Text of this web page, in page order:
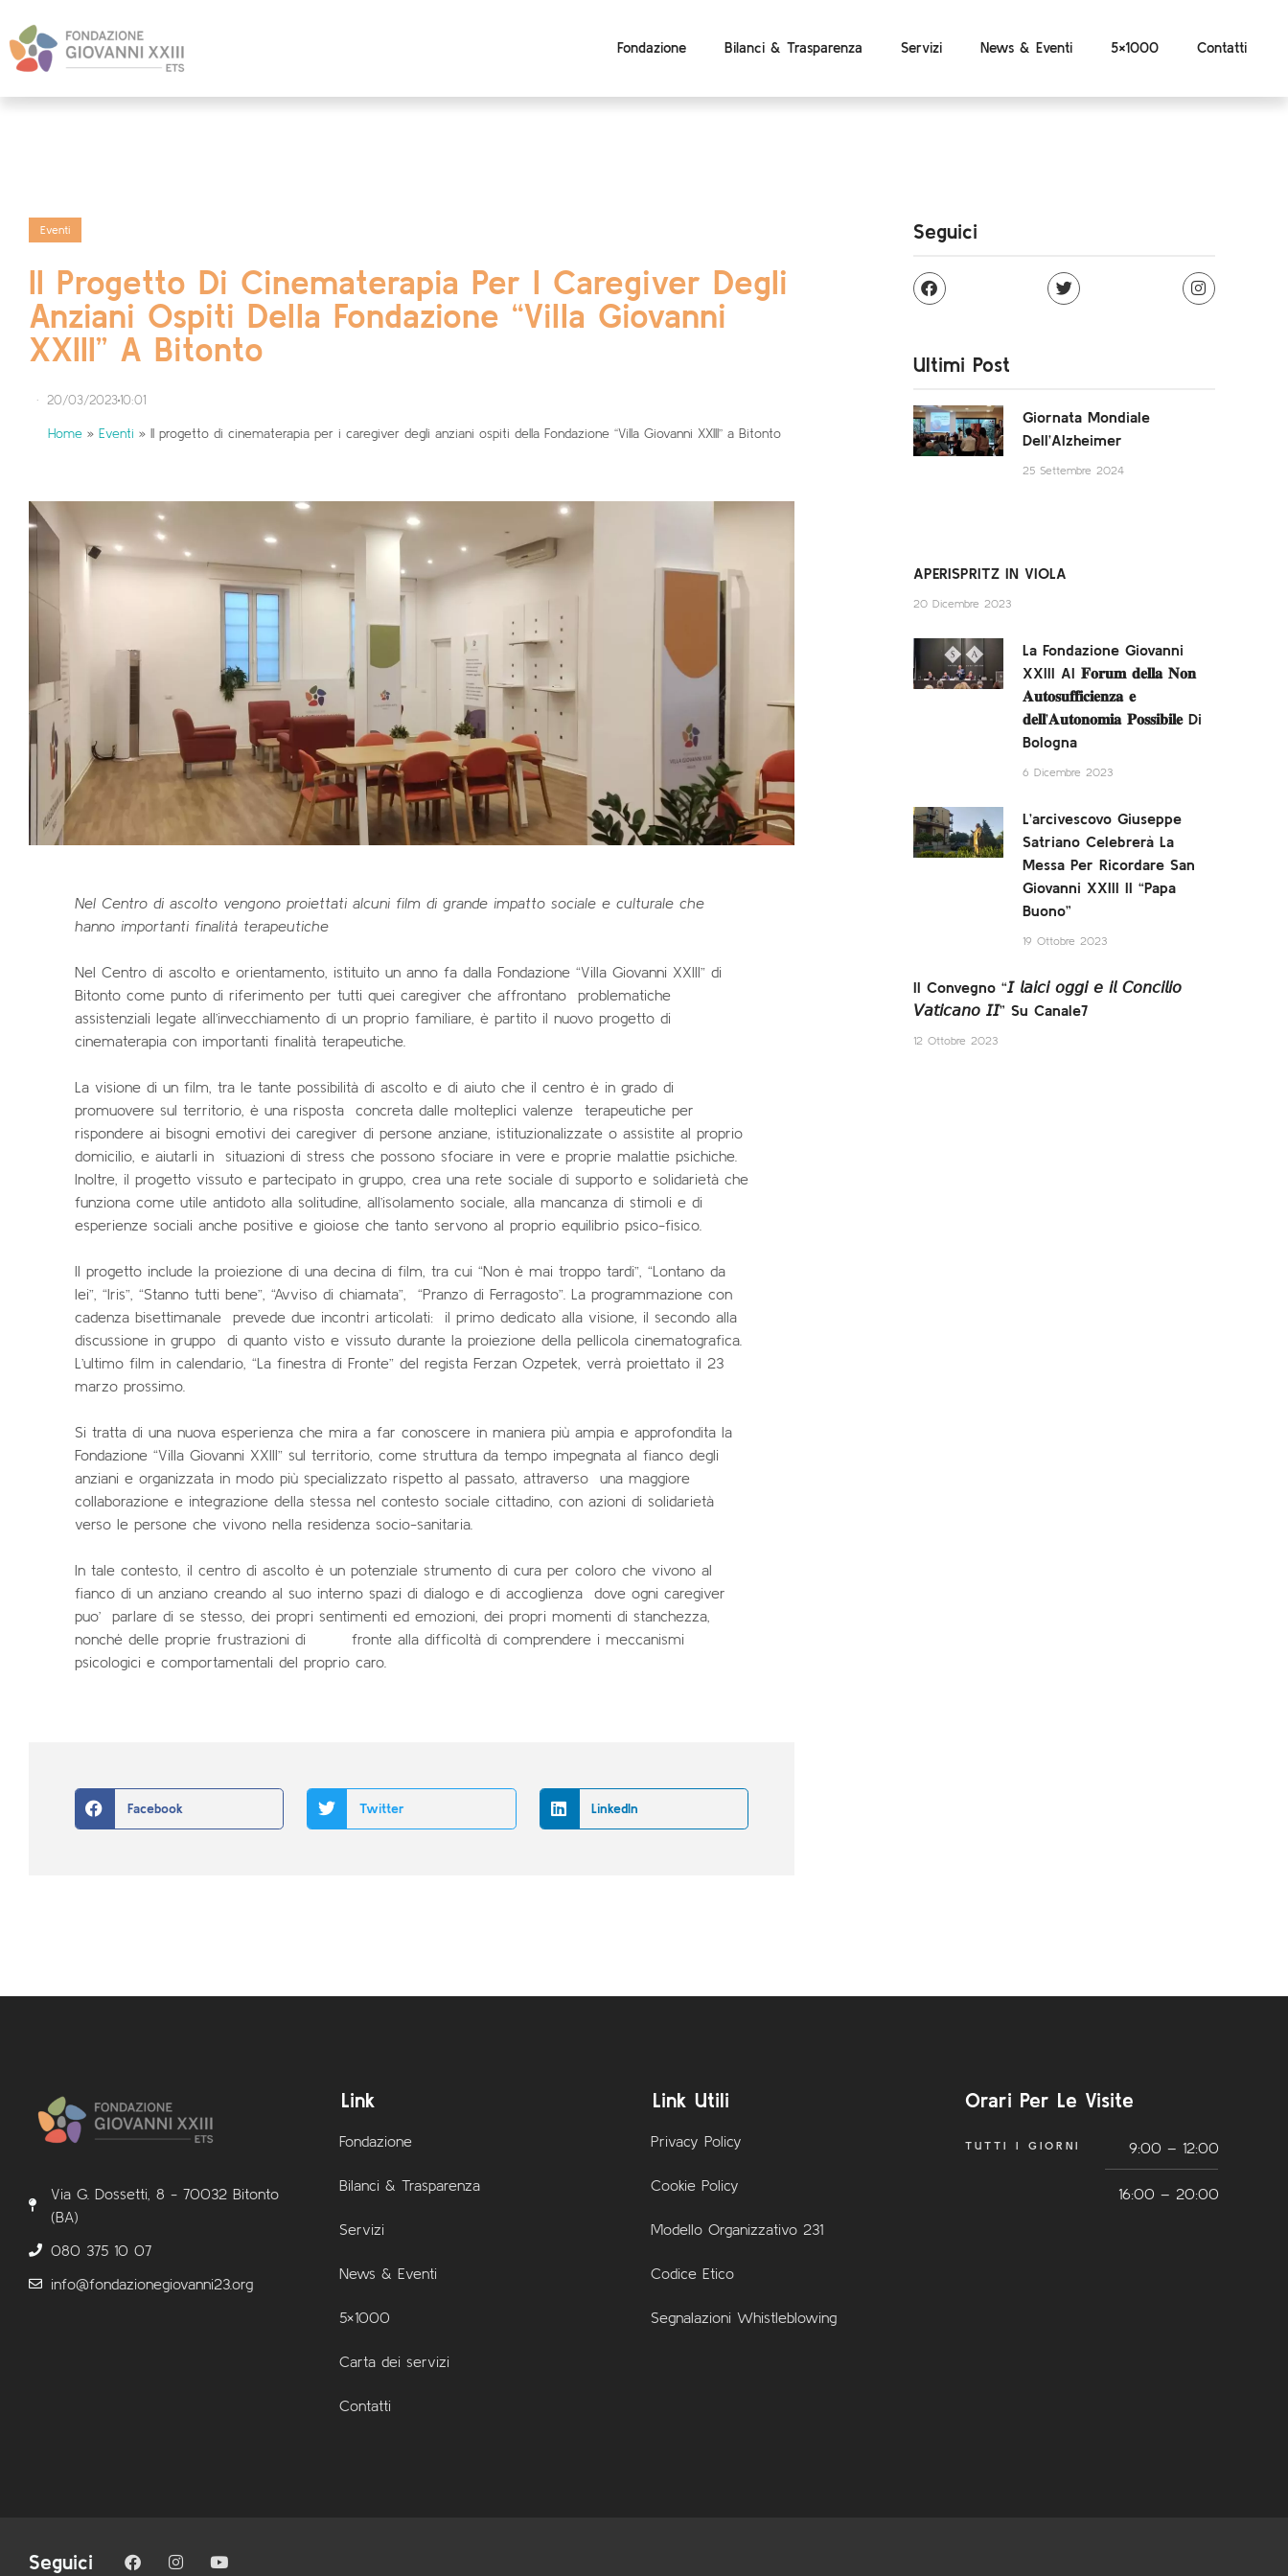
Fondazione Bilanci & Trasparenza Servizi News & Eventi 5×1000 Contatti
Eventi
Il Progetto Di Cinematerapia Per I Caregiver Degli
Anziani Ospiti Della Fondazione “Villa Giovanni
XXIII” A Bitonto
· 20/03/202310:01
Home » Eventi » Il progetto di cinematerapia per i caregiver degli anziani ospiti della Fondazione “Villa Giovanni XXIII” a Bitonto
Nel Centro di ascolto vengono proiettati alcuni film di grande impatto sociale e culturale che
hanno importanti finalità terapeutiche
Nel Centro di ascolto e orientamento, istituito un anno fa dalla Fondazione “Villa Giovanni XXIII” di
Bitonto come punto di riferimento per tutti quei caregiver che affrontano problematiche
assistenziali legate all’invecchiamento di un proprio familiare, è partito il nuovo progetto di
cinematerapia con importanti finalità terapeutiche.
La visione di un film, tra le tante possibilità di ascolto e di aiuto che il centro è in grado di
promuovere sul territorio, è una risposta concreta dalle molteplici valenze terapeutiche per
rispondere ai bisogni emotivi dei caregiver di persone anziane, istituzionalizzate o assistite al proprio
domicilio, e aiutarli in situazioni di stress che possono sfociare in vere e proprie malattie psichiche.
Inoltre, il progetto vissuto e partecipato in gruppo, crea una rete sociale di supporto e solidarietà che
funziona come utile antidoto alla solitudine, all’isolamento sociale, alla mancanza di stimoli e di
esperienze sociali anche positive e gioiose che tanto servono al proprio equilibrio psico-fisico.
Il progetto include la proiezione di una decina di film, tra cui “Non è mai troppo tardi”, “Lontano da
lei”, “Iris”, “Stanno tutti bene”, “Avviso di chiamata”, “Pranzo di Ferragosto”. La programmazione con
cadenza bisettimanale prevede due incontri articolati: il primo dedicato alla visione, il secondo alla
discussione in gruppo di quanto visto e vissuto durante la proiezione della pellicola cinematografica.
L’ultimo film in calendario, “La finestra di Fronte” del regista Ferzan Ozpetek, verrà proiettato il 23
marzo prossimo.
Si tratta di una nuova esperienza che mira a far conoscere in maniera più ampia e approfondita la
Fondazione “Villa Giovanni XXIII” sul territorio, come struttura da tempo impegnata al fianco degli
anziani e organizzata in modo più specializzato rispetto al passato, attraverso una maggiore
collaborazione e integrazione della stessa nel contesto sociale cittadino, con azioni di solidarietà
verso le persone che vivono nella residenza socio-sanitaria.
In tale contesto, il centro di ascolto è un potenziale strumento di cura per coloro che vivono al
fianco di un anziano creando al suo interno spazi di dialogo e di accoglienza dove ogni caregiver
puo’ parlare di se stesso, dei propri sentimenti ed emozioni, dei propri momenti di stanchezza,
nonché delle proprie frustrazioni di fronte alla difficoltà di comprendere i meccanismi
psicologici e comportamentali del proprio caro.
Facebook Twitter LinkedIn
Seguici
Ultimi Post
Giornata Mondiale
Dell’Alzheimer
25 Settembre 2024
APERISPRITZ IN VIOLA
20 Dicembre 2023
La Fondazione Giovanni
XXIII Al 𝐅𝐨𝐫𝐮𝐦 𝐝𝐞𝐥𝐥𝐚 𝐍𝐨𝐧
𝐀𝐮𝐭𝐨𝐬𝐮𝐟𝐟𝐢𝐜𝐢𝐞𝐧𝐳𝐚 𝐞
𝐝𝐞𝐥𝐥’𝐀𝐮𝐭𝐨𝐧𝐨𝐦𝐢𝐚 𝐏𝐨𝐬𝐬𝐢𝐛𝐢𝐥𝐞 Di
Bologna
6 Dicembre 2023
L’arcivescovo Giuseppe
Satriano Celebrerà La
Messa Per Ricordare San
Giovanni XXIII Il “Papa
Buono”
19 Ottobre 2023
Il Convegno “𝘐 𝘭𝘢𝘪𝘤𝘪 𝘰𝘨𝘨𝘪 𝘦 𝘪𝘭 𝘊𝘰𝘯𝘤𝘪𝘭𝘪𝘰
𝘝𝘢𝘵𝘪𝘤𝘢𝘯𝘰 𝘐𝘐” Su Canale7
12 Ottobre 2023
Via G. Dossetti, 8 - 70032 Bitonto
(BA)
080 375 10 07
info@fondazionegiovanni23.org
Link
Fondazione
Bilanci & Trasparenza
Servizi
News & Eventi
5×1000
Carta dei servizi
Contatti
Link Utili
Privacy Policy
Cookie Policy
Modello Organizzativo 231
Codice Etico
Segnalazioni Whistleblowing
Orari Per Le Visite
TUTTI I GIORNI 9:00 – 12:00
16:00 – 20:00
Seguici